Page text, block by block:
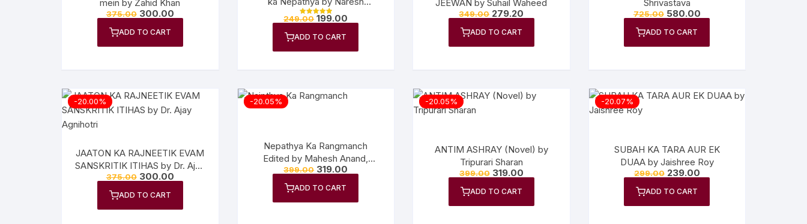
mein by Zahid Khan
375.00 300.00
ADD TO CART
Goswami
Rated
249.00 199.00
ADD TO CART
JEEWAN by Suhail Waheed
349.00 279.20
ADD TO CART
Shrivastava
725.00 580.00
ADD TO CART
-20.00%
JAATON KA RAJNEETIK EVAM
SANSKRITIK ITIHAS by Dr. Ajay
Agnihotri
375.00 300.00
ADD TO CART
-20.05%
Nepathya Ka Rangmanch
Edited by Mahesh Anand,
Devendra Raj Ankur
399.00 319.00
ADD TO CART
-20.05%
ANTIM ASHRAY (Novel) by
Tripurari Sharan
399.00 319.00
ADD TO CART
-20.07%
SUBAH KA TARA AUR EK
DUAA by Jaishree Roy
299.00 239.00
ADD TO CART